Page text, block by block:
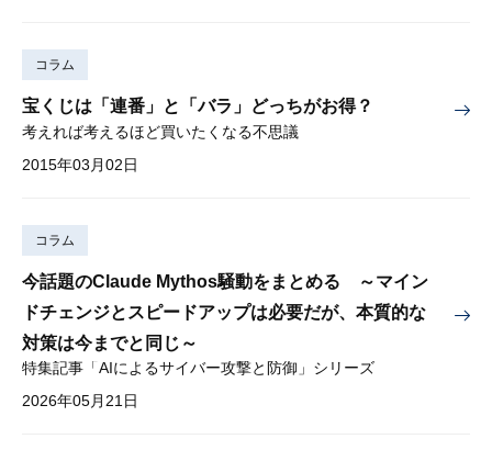
コラム
宝くじは「連番」と「バラ」どっちがお得？
考えれば考えるほど買いたくなる不思議
2015年03月02日
コラム
今話題のClaude Mythos騒動をまとめる ～マイン
ドチェンジとスピードアップは必要だが、本質的な
対策は今までと同じ～
特集記事「AIによるサイバー攻撃と防御」シリーズ
2026年05月21日